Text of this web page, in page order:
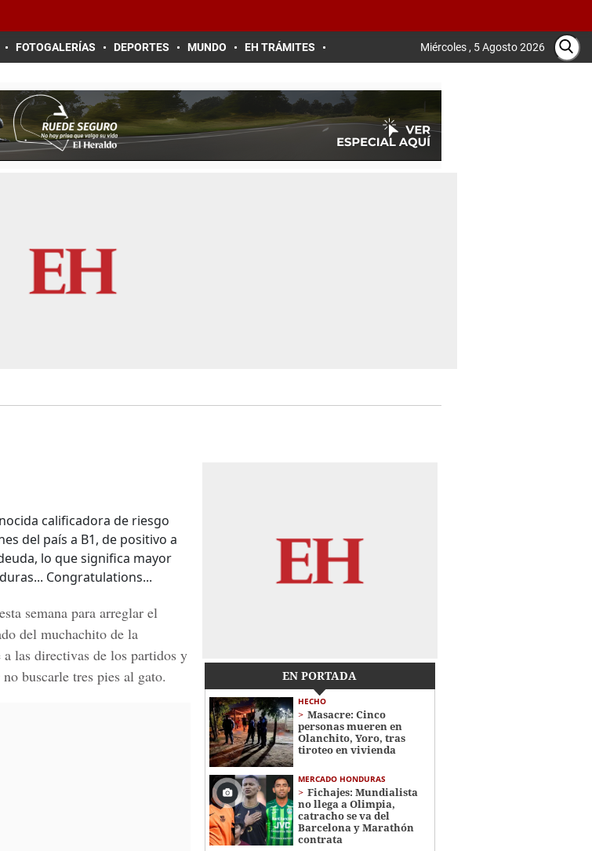
FOTOGALERÍAS DEPORTES MUNDO EH TRÁMITES Miércoles , 5 Agosto 2026
calificadora de riesgo
del país a B1, de positivo a
lo que significa mayor
Congratulations...
semana para arreglar el
del muchachito de la
las directivas de los partidos y
buscarle tres pies al gato.
EN PORTADA
HECHO
Masacre: Cinco
personas mueren en
Olanchito, Yoro, tras
tiroteo en vivienda
MERCADO HONDURAS
Fichajes: Mundialista
no llega a Olimpia,
catracho se va del
Barcelona y Marathón
contrata